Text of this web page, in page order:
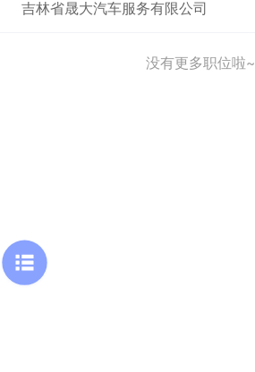
吉林省晟大汽车服务有限公司
没有更多职位啦~